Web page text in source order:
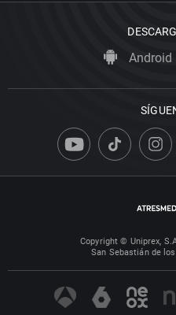
Android
Copyright © Uniprex,
San Sebastián de